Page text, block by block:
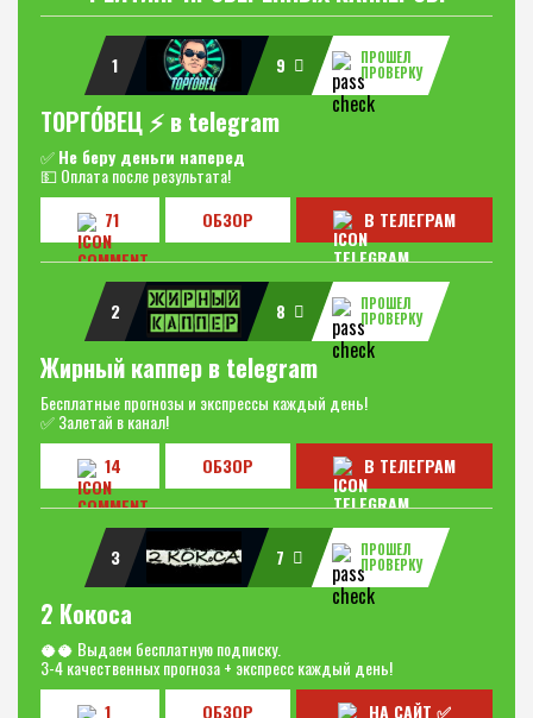
1 9
ПРОШЕЛ
ПРОВЕРКУ
ТОРГО́ВЕЦ ⚡️ в telegram
✅Не беру деньги наперед
💵 Оплата после результата!
71
ОБЗОР В ТЕЛЕГРАМ
2 8
ПРОШЕЛ
ПРОВЕРКУ
Жирный каппер в telegram
Бесплатные прогнозы и экспрессы каждый день!
✅ Залетай в канал!
14
ОБЗОР В ТЕЛЕГРАМ
3 7
ПРОШЕЛ
ПРОВЕРКУ
2 Кокоса
🥥🥥 Выдаем бесплатную подписку.
3-4 качественных прогноза + экспресс каждый день!
1
ОБЗОР НА САЙТ ✅